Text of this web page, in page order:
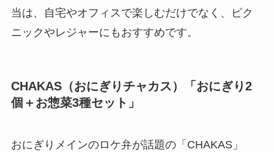
当は、自宅やオフィスで楽しむだけでなく、ピク
ニックやレジャーにもおすすめです。
CHAKAS（おにぎりチャカス）「おにぎり2
個＋お惣菜3種セット」
おにぎりメインのロケ弁が話題の「CHAKAS」